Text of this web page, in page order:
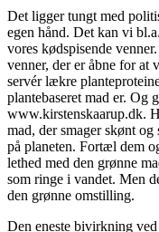
Det ligger tungt med
egen hånd. Det kan vi
vores kødspisende
venner, der er åbne for at
servér lækre
plantebaseret mad er. Og
www.kirstenskaarup.dk.
mad, der smager skønt
på planeten. Fortæl dem
lethed med den grønne
som ringe i vandet. Men
den grønne omstilling.
Den eneste bivirkning